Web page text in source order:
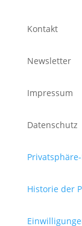
Kontakt
Newsletter
Impressum
Datenschutz
Historie der